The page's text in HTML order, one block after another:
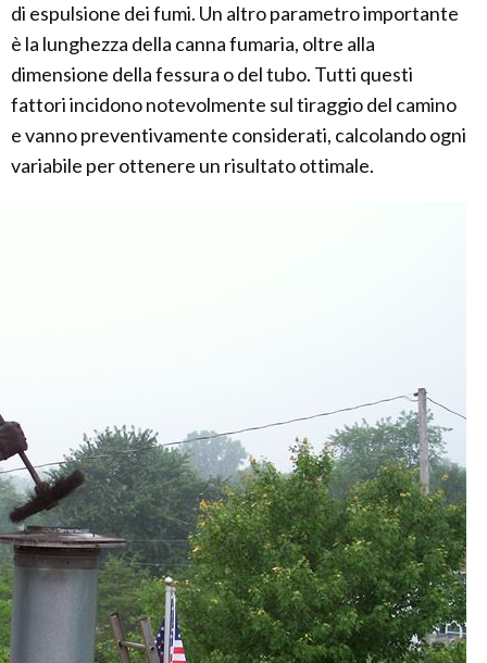
di espulsione dei fumi. Un altro parametro importante
è la lunghezza della canna fumaria, oltre alla
dimensione della fessura o del tubo. Tutti questi
fattori incidono notevolmente sul tiraggio del camino
e vanno preventivamente considerati, calcolando ogni
variabile per ottenere un risultato ottimale.